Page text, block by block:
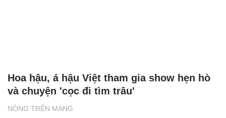
NÓNG TRÊN MẠNG
Hoa hậu, á hậu Việt tham gia show hẹn hò
và chuyện 'cọc đi tìm trâu'